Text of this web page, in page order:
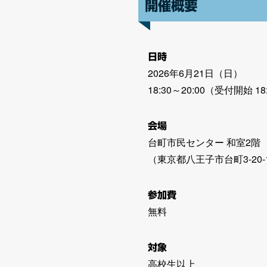
開催概要
日時
2026年6月21日（日）
18:30～20:00（受付開始
会場
台町市民センター 和室2階
（東京都八王子市台町3-20-
参加費
無料
対象
高校生以上